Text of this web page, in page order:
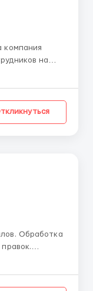
компания
на
время. •
Обработка